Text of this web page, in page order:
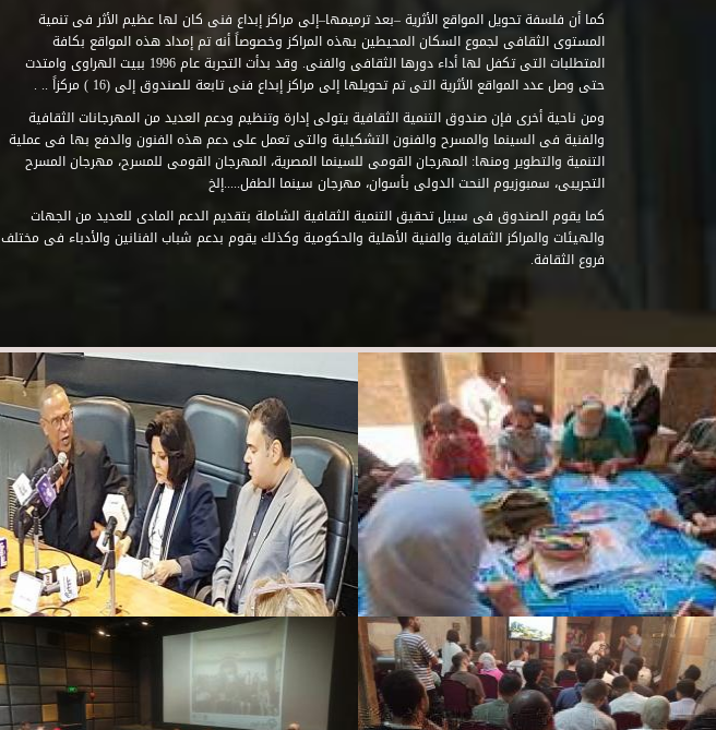
كما أن فلسفة تحويل المواقع الأثرية –بعد ترميمها–إلى مراكز إبداع فنى كان لها عظيم الأثر فى تنمية
المستوى الثقافى لجموع السكان المحيطين بهذه المراكز وخصوصاً أنه تم إمداد هذه المواقع بكافة
المتطلبات التى تكفل لها أداء دورها الثقافى والفنى. وقد بدأت التجربة عام 1996 ببيت الهراوى وامتدت
حتى وصل عدد المواقع الأثرية التى تم تحويلها إلى مراكز إبداع فنى تابعة للصندوق إلى (16 ) مركزاً .. .
ومن ناحية أخرى فإن صندوق التنمية الثقافية يتولى إدارة وتنظيم ودعم العديد من المهرجانات الثقافية
والفنية فى السينما والمسرح والفنون التشكيلية والتى تعمل على دعم هذه الفنون والدفع بها فى عملية
التنمية والتطوير ومنها: المهرجان القومى للسينما المصرية، المهرجان القومى للمسرح، مهرجان المسرح
التجريبى، سمبوزيوم النحت الدولى بأسوان، مهرجان سينما الطفل.....إلخ
كما يقوم الصندوق فى سبيل تحقيق التنمية الثقافية الشاملة بتقديم الدعم المادى للعديد من الجهات
والهيئات والمراكز الثقافية والفنية الأهلية والحكومية وكذلك يقوم بدعم شباب الفنانين والأدباء فى مختلف
فروع الثقافة.